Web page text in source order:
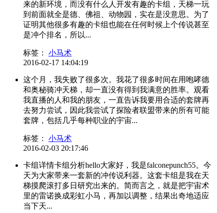
来的新环境，而没有什么人开发有趣的卡组，天梯一玩
到前面就全是德、佛祖、动物园，实在是没意思。为了
证明其他很多有趣的卡组也能在任何时候上个传说甚至
是冲个排名，所以...
标签：
小马术
2016-02-17 14:04:19
这个月，我失败了很多次。我花了很多时间在用咆哮德
和奥秘骑冲天梯，却一直没有得到我满意的胜率。观看
我直播的人和我的朋友，一直告诉我要用合适的套牌再
去努力尝试，因此我尝试了探险者联盟带来的所有可能
套牌，包括几乎每种职业的宇宙...
标签：
小马术
2016-02-03 20:17:46
卡组详情卡组分析hello大家好，我是falconepunch55。今
天为大家带来一套新的冲传说利器。这套卡组是我在天
梯摸爬滚打多日研究出来的。简而言之，就是把宇宙术
里的雷诺换成彩虹小马，再加以调整，结果出奇地适应
当下天...